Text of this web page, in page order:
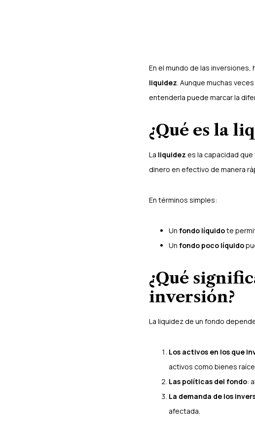
En el mundo de las
liquidez. Aunque muchas
entenderla puede marcar la
¿Qué es la
La liquidez es la capacidad
dinero en efectivo de manera
En términos simples:
Un fondo líquidote
Un fondo poco líquido
¿Qué
inversión?
La liquidez de un fondo
Los activos en los que
activos como bienes
Las políticas del fondo:
La demanda de los
afectada.